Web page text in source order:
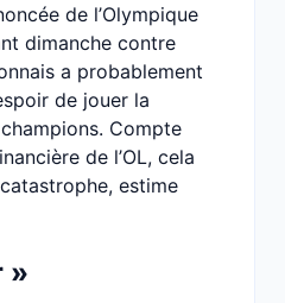
de l’Olympique
dimanche contre
a probablement
de jouer la
Compte
de l’OL, cela
estime
»